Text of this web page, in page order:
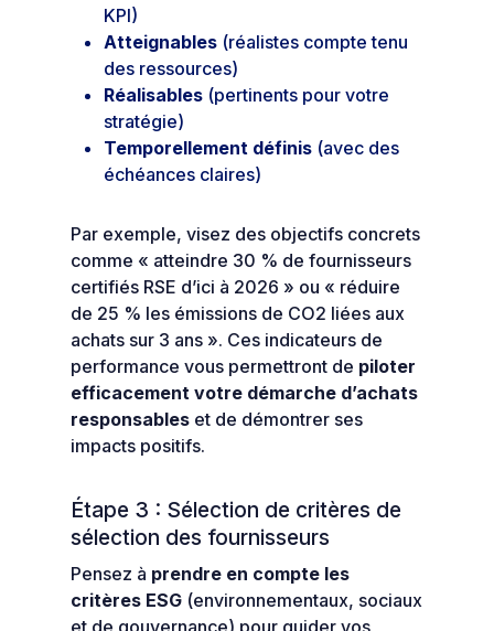
KPI)
Atteignables (réalistes compte tenu
des ressources)
Réalisables (pertinents pour votre
stratégie)
Temporellement définis (avec des
échéances claires)
Par exemple, visez des objectifs concrets
comme « atteindre 30 % de fournisseurs
certifiés RSE d’ici à 2026 » ou « réduire
de 25 % les émissions de CO2 liées aux
achats sur 3 ans ». Ces indicateurs de
performance vous permettront de piloter
efficacement votre démarche d’achats
responsables et de démontrer ses
impacts positifs.
Étape 3 : Sélection de critères de
sélection des fournisseurs
Pensez à prendre en compte les
critères ESG (environnementaux, sociaux